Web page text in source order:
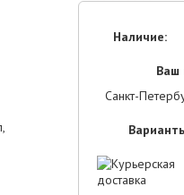
Наличие:
Ваш
Санкт-